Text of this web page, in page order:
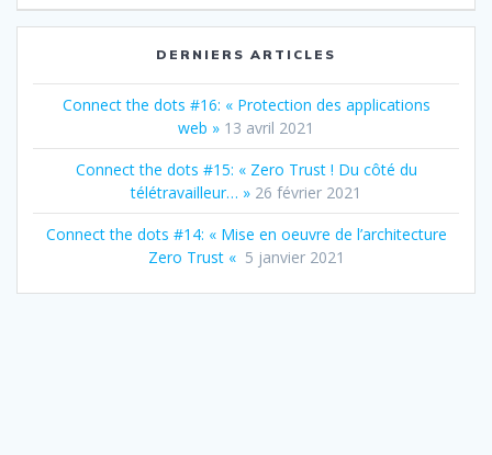
l’article DERNIERS ARTICLES
Connect the dots #16: « Protection des applications
web » 13 avril 2021
Connect the dots #15: « Zero Trust ! Du côté du
télétravailleur… » 26 février 2021
Connect the dots #14: « Mise en oeuvre de l’architecture
Zero Trust « 5 janvier 2021